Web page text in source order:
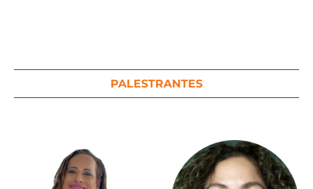
PALESTRANTES